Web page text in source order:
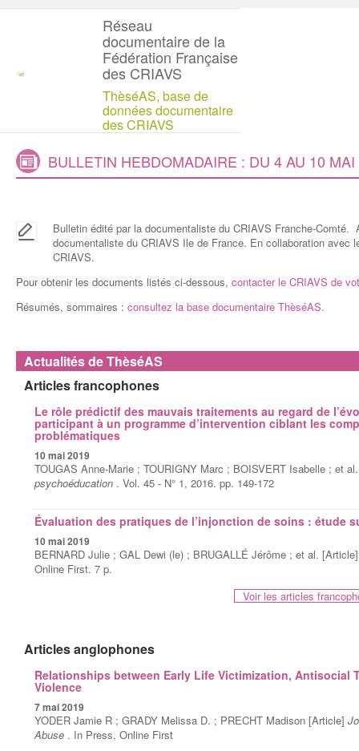
Réseau
documentaire de la
Fédération Française
des CRIAVS
ThèséAS, base de
données documentaire
des CRIAVS
BULLETIN HEBDOMADAIRE : DU 4 AU 10
Bulletin édité par la documentaliste du CRIAVS Franche-Comté.
documentaliste du CRIAVS Ile de France. En collaboration avec
CRIAVS.
Pour obtenir les documents listés ci-dessous, contacter le CRIAVS de
Résumés, sommaires : consultez la base documentaire ThèséAS.
Actualités de ThèséAS
Articles francophones
Le rôle prédictif des mauvais traitements au regard de
participant à un programme d’intervention ciblant les
problématiques
10 mai 2019
TOUGAS Anne-Marie ; TOURIGNY Marc ; BOISVERT Isabelle ; et
psychoéducation . Vol. 45 - N° 1, 2016. pp. 149-172
Évaluation des pratiques de l’injonction de soins : étude
10 mai 2019
BERNARD Julie ; GAL Dewi (le) ; BRUGALLÉ Jérôme ; et al.
Online First. 7 p.
Voir les articles
Articles anglophones
Relationships between Early Life Victimization, Antisocial
Violence
7 mai 2019
YODER Jamie R ; GRADY Melissa D. ; PRECHT Madison [Article]
Abuse . In Press, Online First